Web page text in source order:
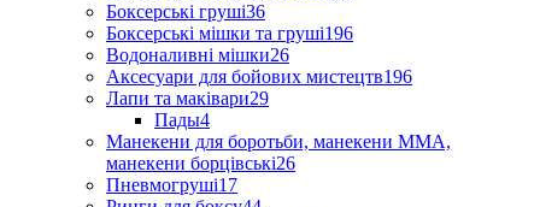
Боксерські груші36
Боксерські мішки та груші196
Водоналивні мішки26
Аксесуари для бойових мистецтв196
Лапи та маківари29
Пады4
Манекени для боротьби, манекени ММА,
манекени борцівські26
Пневмогруші17